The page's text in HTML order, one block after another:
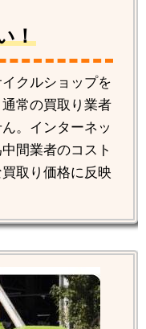
！
クルショップを
常の買取り業者
。インターネッ
間業者のコスト
取り価格に反映